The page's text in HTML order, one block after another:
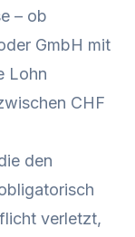
– ob
GmbH mit
Lohn
CHF
den
verletzt,